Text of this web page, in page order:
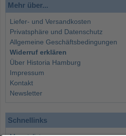
Mehr über...
Liefer- und Versandkosten
Privatsphäre und Datenschutz
Allgemeine Geschäftsbedingungen
Widerruf erklären
Über Historia Hamburg
Impressum
Kontakt
Newsletter
Schnellinks